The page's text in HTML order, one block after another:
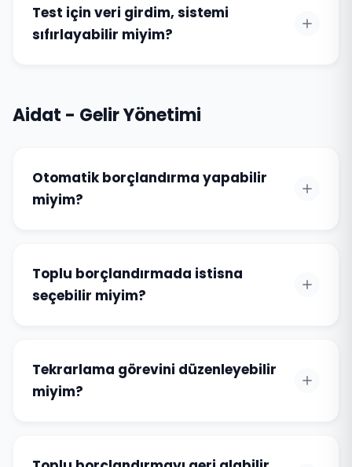
Test için veri girdim, sistemi
sıfırlayabilir miyim?
Aidat - Gelir Yönetimi
Otomatik borçlandırma yapabilir
miyim?
Toplu borçlandırmada istisna
seçebilir miyim?
Tekrarlama görevini düzenleyebilir
miyim?